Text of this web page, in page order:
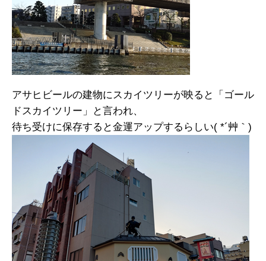
アサヒビールの建物にスカイツリーが映ると「ゴール
ドスカイツリー」と言われ、
待ち受けに保存すると金運アップするらしい( *´艸｀)